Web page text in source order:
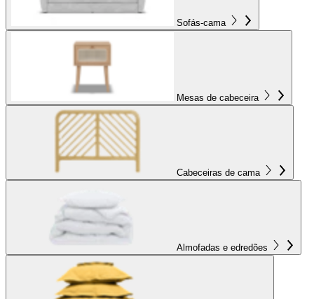
Sofás-cama
Mesas de cabeceira
Cabeceiras de cama
Almofadas e edredões